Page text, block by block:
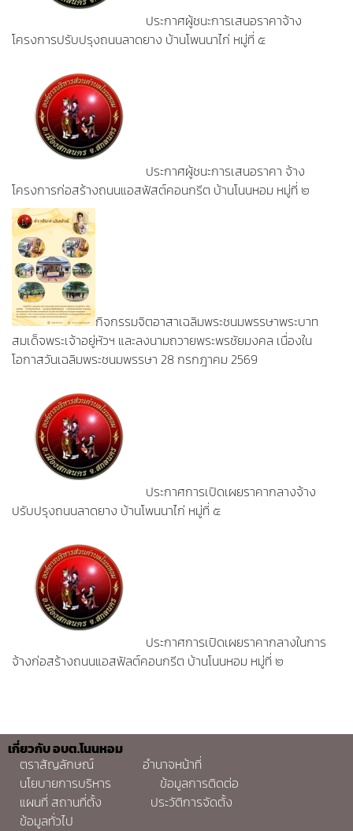
ประกาศผู้ชนะการเสนอราคาจ้าง
โครงการปรับปรุงถนนลาดยาง บ้านโพนนาไก่ หมู่ที่ ๕
ประกาศผู้ชนะการเสนอราคา จ้าง
โครงการก่อสร้างถนนแอสฟัสต์คอนกรีต บ้านโนนหอม หมู่ที่ ๒
กิจกรรมจิตอาสาเฉลิมพระชนมพรรษาพระบาท
สมเด็จพระเจ้าอยู่หัวฯ และลงนามถวายพระพรชัยมงคล เนื่องใน
โอกาสวันเฉลิมพระชนมพรรษา 28 กรกฎาคม 2569
ประกาศการเปิดเผยราคากลางจ้าง
ปรับปรุงถนนลาดยาง บ้านโพนนาไก่ หมู่ที่ ๕
ประกาศการเปิดเผยราคากลางในการ
จ้างก่อสร้างถนนแอสฟัลต์คอนกรีต บ้านโนนหอม หมู่ที่ ๒
เกี่ยวกับ อบต.โนนหอม
ตราสัญลักษณ์
อำนาจหน้าที่
นโยบายการบริหาร
ข้อมูลการติดต่อ
แผนที่ สถานที่ตั้ง
ประวัติการจัดตั้ง
ข้อมูลทั่วไป